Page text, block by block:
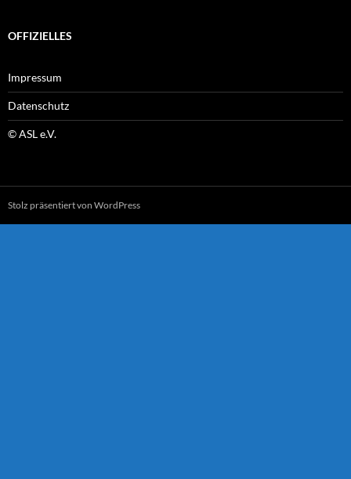
OFFIZIELLES
Impressum
Datenschutz
© ASL e.V.
Stolz präsentiert von WordPress